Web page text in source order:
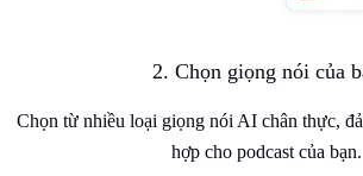
2. Chọn giọng nói của
Chọn từ nhiều loại giọng nói AI chân thực,
hợp cho podcast của bạn.